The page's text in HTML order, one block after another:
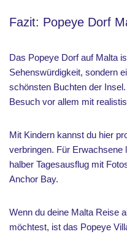
Fazit: Popeye Dorf
Das Popeye Dorf auf Malta
Sehenswürdigkeit, sondern
schönsten Buchten der
Besuch vor allem mit
Mit Kindern kannst du hier
verbringen. Für Erwachsene
halber Tagesausflug mit
Anchor Bay.
Wenn du deine Malta Reise
möchtest, ist das Popeye